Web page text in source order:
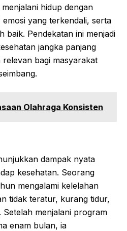
hidup dengan
yang terkendali, serta
baik. Pendekatan ini menjadi
jangka panjang
bagi masyarakat
Olahraga Konsisten
dampak nyata
kesehatan. Seorang
mengalami kelelahan
tidak teratur, kurang tidur,
Setelah menjalani program
enam bulan, ia